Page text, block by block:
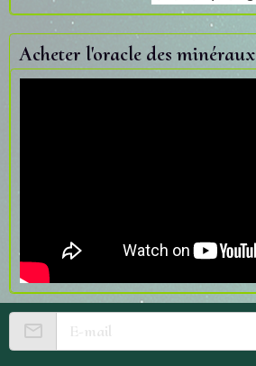
Acheter l'oracle des minéraux